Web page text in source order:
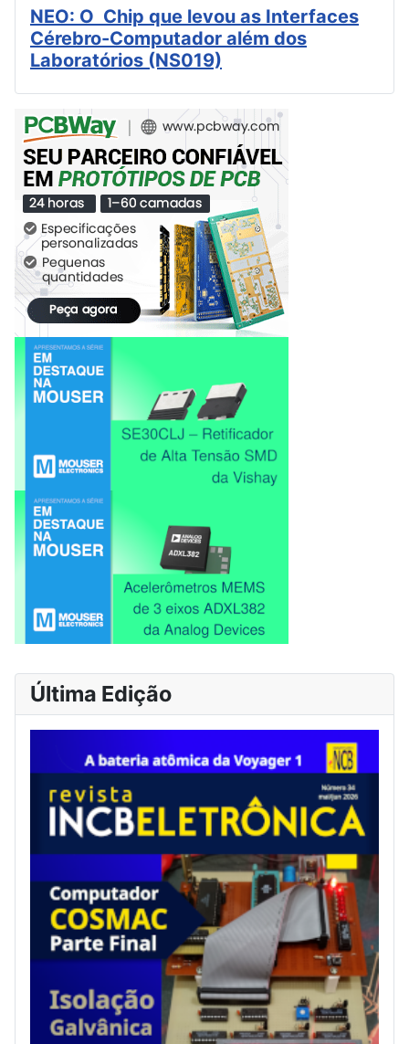
NEO: O Chip que levou as Interfaces
Cérebro-Computador além dos
Laboratórios (NS019)
Última Edição